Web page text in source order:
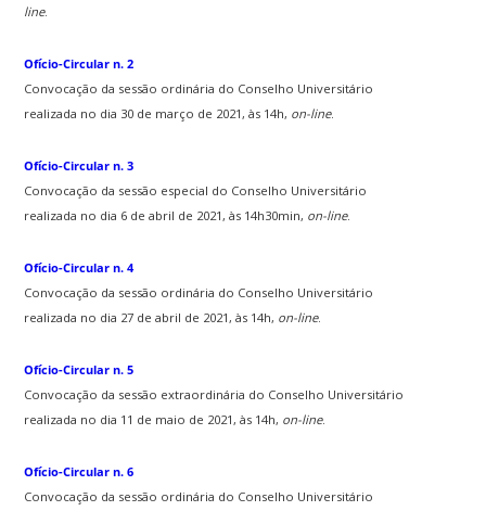
line.
Ofício-Circular n. 2
Convocação da sessão ordinária do Conselho Universitário
realizada no dia 30 de março de 2021, às 14h, on-line.
Ofício-Circular n. 3
Convocação da sessão especial do Conselho Universitário
realizada no dia 6 de abril de 2021, às 14h30min, on-line.
Ofício-Circular n. 4
Convocação da sessão ordinária do Conselho Universitário
realizada no dia 27 de abril de 2021, às 14h, on-line.
Ofício-Circular n. 5
Convocação da sessão extraordinária do Conselho Universitário
realizada no dia 11 de maio de 2021, às 14h, on-line.
Ofício-Circular n. 6
Convocação da sessão ordinária do Conselho Universitário